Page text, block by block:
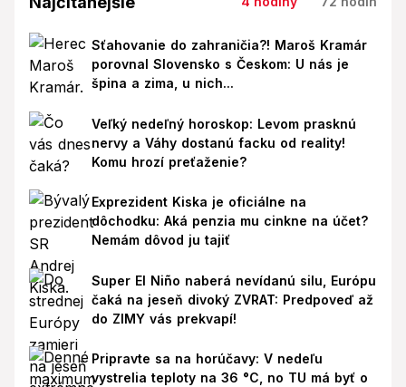
Sťahovanie do zahraničia?! Maroš Kramár
porovnal Slovensko s Českom: U nás je
špina a zima, u nich...
Veľký nedeľný horoskop: Levom prasknú
nervy a Váhy dostanú facku od reality!
Komu hrozí preťaženie?
Exprezident Kiska je oficiálne na
dôchodku: Aká penzia mu cinkne na účet?
Nemám dôvod ju tajiť
Super El Niño naberá nevídanú silu, Európu
čaká na jeseň divoký ZVRAT: Predpoveď až
do ZIMY vás prekvapí!
Pripravte sa na horúčavy: V nedeľu
vystrelia teploty na 36 °C, no TU má byť o